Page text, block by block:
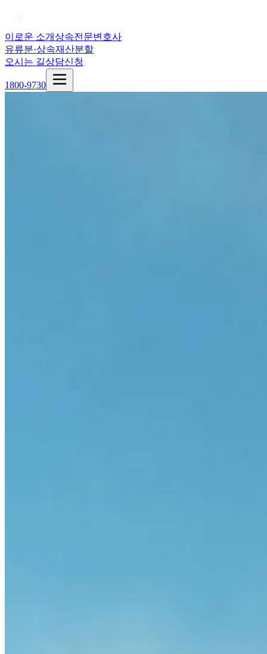
이로운 소개상속전문변호사
유류분·상속재산분할
오시는 길상담신청
1800-9730